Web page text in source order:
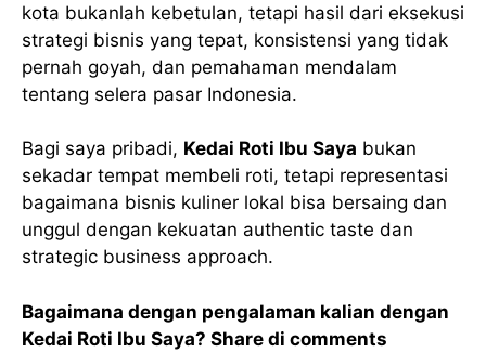
kota bukanlah kebetulan, tetapi hasil dari eksekusi
strategi bisnis yang tepat, konsistensi yang tidak
pernah goyah, dan pemahaman mendalam
tentang selera pasar Indonesia.
Bagi saya pribadi, Kedai Roti Ibu Saya bukan
sekadar tempat membeli roti, tetapi representasi
bagaimana bisnis kuliner lokal bisa bersaing dan
unggul dengan kekuatan authentic taste dan
strategic business approach.
Bagaimana dengan pengalaman kalian dengan
Kedai Roti Ibu Saya? Share di comments